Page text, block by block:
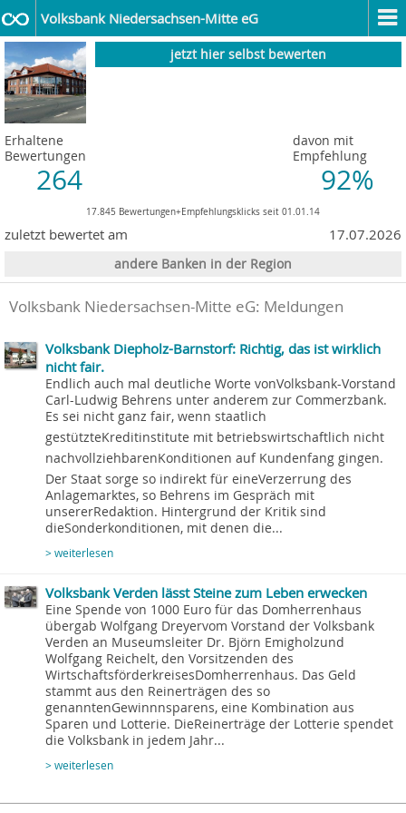
Volksbank Niedersachsen-Mitte eG
jetzt hier selbst bewerten
Erhaltene
Bewertungen
264
davon mit
Empfehlung
92%
17.845 Bewertungen+Empfehlungsklicks seit 01.01.14
zuletzt bewertet am 17.07.2026
andere Banken in der Region
Volksbank Niedersachsen-Mitte eG: Meldungen
Volksbank Diepholz-Barnstorf: Richtig, das ist wirklich
nicht fair.
Endlich auch mal deutliche Worte vonVolksbank-Vorstand
Carl-Ludwig Behrens unter anderem zur Commerzbank.
Es sei nicht ganz fair, wenn staatlich
gestützteKreditinstitute mit betriebswirtschaftlich nicht
nachvollziehbarenKonditionen auf Kundenfang gingen.
Der Staat sorge so indirekt für eineVerzerrung des
Anlagemarktes, so Behrens im Gespräch mit
unsererRedaktion. Hintergrund der Kritik sind
dieSonderkonditionen, mit denen die...
> weiterlesen
Volksbank Verden lässt Steine zum Leben erwecken
Eine Spende von 1000 Euro für das Domherrenhaus
übergab Wolfgang Dreyervom Vorstand der Volksbank
Verden an Museumsleiter Dr. Björn Emigholzund
Wolfgang Reichelt, den Vorsitzenden des
WirtschaftsförderkreisesDomherrenhaus. Das Geld
stammt aus den Reinerträgen des so
genanntenGewinnnsparens, eine Kombination aus
Sparen und Lotterie. DieReinerträge der Lotterie spendet
die Volksbank in jedem Jahr...
> weiterlesen